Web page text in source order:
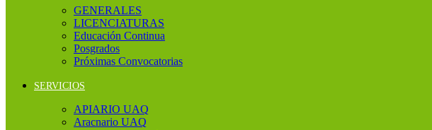
GENERALES
LICENCIATURAS
Educación Continua
Posgrados
Próximas Convocatorias
SERVICIOS
APIARIO UAQ
Aracnario UAQ